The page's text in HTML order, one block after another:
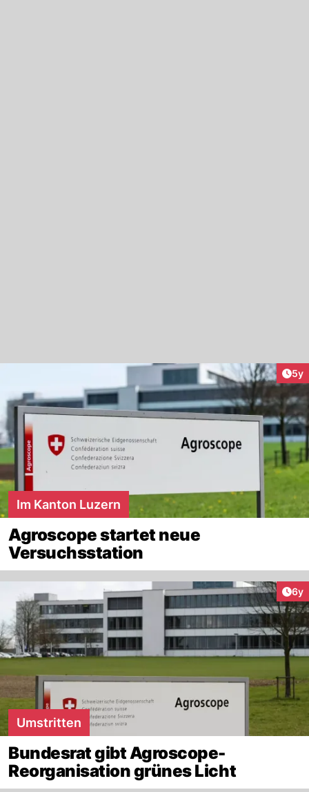
5y
Im Kanton Luzern
Agroscope startet neue
Versuchsstation
6y
Umstritten
Bundesrat gibt Agroscope-
Reorganisation grünes Licht